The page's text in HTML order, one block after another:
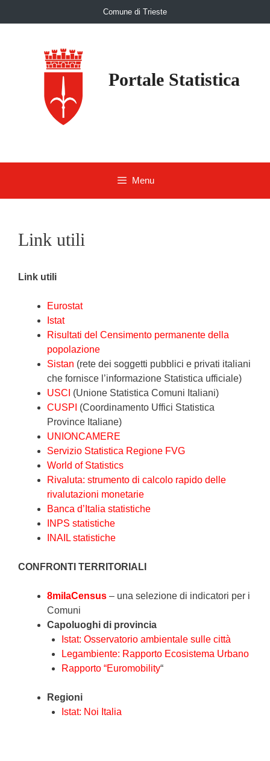
Comune di Trieste
Portale Statistica
Menu
Link utili
Link utili
Eurostat
Istat
Risultati del Censimento permanente della
popolazione
Sistan (rete dei soggetti pubblici e privati italiani
che fornisce l’informazione Statistica ufficiale)
USCI (Unione Statistica Comuni Italiani)
CUSPI (Coordinamento Uffici Statistica
Province Italiane)
UNIONCAMERE
Servizio Statistica Regione FVG
World of Statistics
Rivaluta: strumento di calcolo rapido delle
rivalutazioni monetarie
Banca d’Italia statistiche
INPS statistiche
INAIL statistiche
CONFRONTI TERRITORIALI
8milaCensus – una selezione di indicatori per i
Comuni
Capoluoghi di provincia
Istat: Osservatorio ambientale sulle città
Legambiente: Rapporto Ecosistema Urbano
Rapporto “Euromobility“
Regioni
Istat: Noi Italia